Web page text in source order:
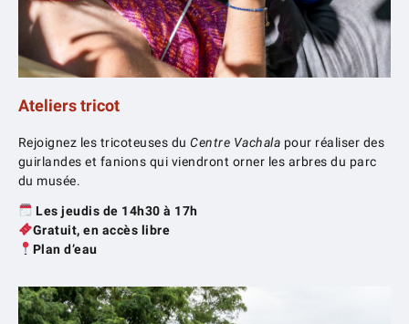
Ateliers tricot
Rejoignez les tricoteuses duCentre Vachala pour réaliser des
guirlandes et fanions qui viendront orner les arbres du parc
du musée.
Les jeudis de 14h30 à 17h
Gratuit, en accès libre
Plan d’eau